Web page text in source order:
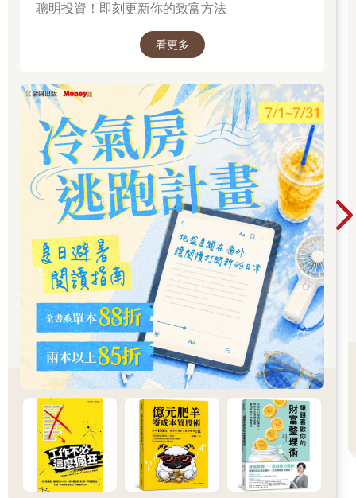
聰明投資！即刻更新你的致富方法
看更多